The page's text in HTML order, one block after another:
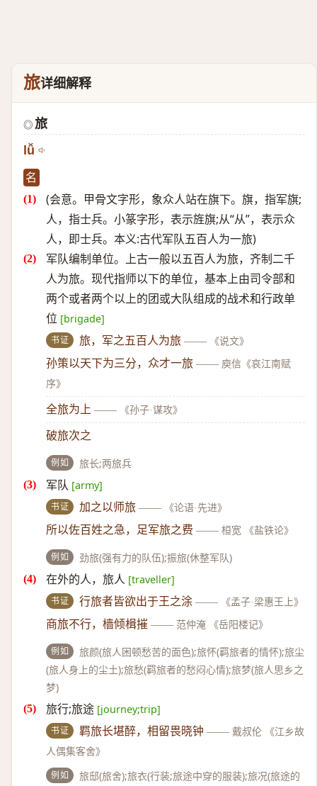
旅详细解释
◎ 旅
lǚ
名
(会意。甲骨文字形，象众人站在旗下。旗，指军旗;
人，指士兵。小篆字形，表示旌旗;从“从”，表示众
人，即士兵。本义:古代军队五百人为一旅)
军队编制单位。上古一般以五百人为旅，齐制二千
人为旅。现代指师以下的单位，基本上由司令部和
两个或者两个以上的团或大队组成的战术和行政单
位 [brigade]
书证 旅，军之五百人为旅 —— 《说文》
孙策以天下为三分，众才一旅 —— 庾信《哀江南赋
序》
全旅为上 —— 《孙子·谋攻》
破旅次之
例如 旅长;两旅兵
军队 [army]
书证 加之以师旅 —— 《论语·先进》
所以佐百姓之急，足军旅之费 —— 桓宽 《盐铁论》
例如 劲旅(强有力的队伍);振旅(休整军队)
在外的人，旅人 [traveller]
书证 行旅者皆欲出于王之涂 —— 《孟子·梁惠王上》
商旅不行，樯倾楫摧 —— 范仲淹 《岳阳楼记》
例如
旅颜(旅人困顿愁苦的面色);旅怀(羁旅者的情怀);旅尘
(旅人身上的尘土);旅愁(羁旅者的愁闷心情);旅梦(旅人思乡之
梦)
旅行;旅途 [journey;trip]
书证 羁旅长堪醉，相留畏晓钟 —— 戴叔伦 《江乡故
人偶集客舍》
例如
旅邸(旅舍);旅衣(行装;旅途中穿的服装);旅况(旅途的